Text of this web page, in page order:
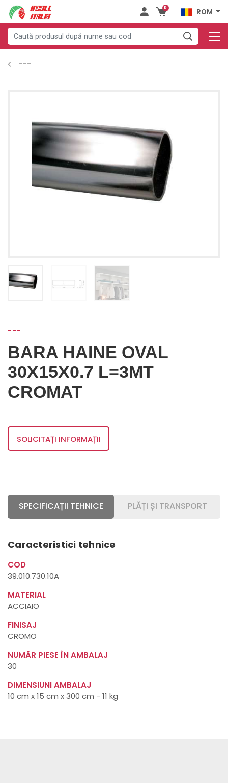
0 ROM
---
---
BARA HAINE OVAL
30X15X0.7 L=3MT
CROMAT
SOLICITAȚI INFORMAȚII
SPECIFICAȚII TEHNICE PLĂȚI ȘI TRANSPORT
Caracteristici tehnice
COD
39.010.730.10A
MATERIAL
ACCIAIO
FINISAJ
CROMO
NUMĂR PIESE ÎN AMBALAJ
30
DIMENSIUNI AMBALAJ
10 cm x 15 cm x 300 cm - 11 kg